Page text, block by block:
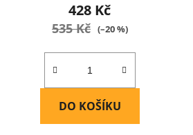
428 Kč
535 Kč (–20 %)
DO KOŠÍKU